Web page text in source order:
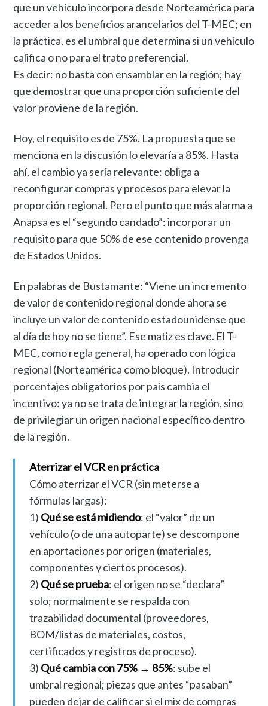
que un vehículo incorpora desde Norteamérica para
acceder a los beneficios arancelarios del T-MEC; en
la práctica, es el umbral que determina si un vehículo
califica o no para el trato preferencial.
Es decir: no basta con ensamblar en la región; hay
que demostrar que una proporción suficiente del
valor proviene de la región.
Hoy, el requisito es de 75%. La propuesta que se
menciona en la discusión lo elevaría a 85%. Hasta
ahí, el cambio ya sería relevante: obliga a
reconfigurar compras y procesos para elevar la
proporción regional. Pero el punto que más alarma a
Anapsa es el “segundo candado”: incorporar un
requisito para que 50% de ese contenido provenga
de Estados Unidos.
En palabras de Bustamante: “Viene un incremento
de valor de contenido regional donde ahora se
incluye un valor de contenido estadounidense que
al día de hoy no se tiene”. Ese matiz es clave. El T-
MEC, como regla general, ha operado con lógica
regional (Norteamérica como bloque). Introducir
porcentajes obligatorios por país cambia el
incentivo: ya no se trata de integrar la región, sino
de privilegiar un origen nacional específico dentro
de la región.
Aterrizar el VCR en práctica
Cómo aterrizar el VCR (sin meterse a
fórmulas largas):
1) Qué se está midiendo: el “valor” de un
vehículo (o de una autoparte) se descompone
en aportaciones por origen (materiales,
componentes y ciertos procesos).
2) Qué se prueba: el origen no se “declara”
solo; normalmente se respalda con
trazabilidad documental (proveedores,
BOM/listas de materiales, costos,
certificados y registros de proceso).
3) Qué cambia con 75% → 85%: sube el
umbral regional; piezas que antes “pasaban”
pueden dejar de calificar si el mix de compras